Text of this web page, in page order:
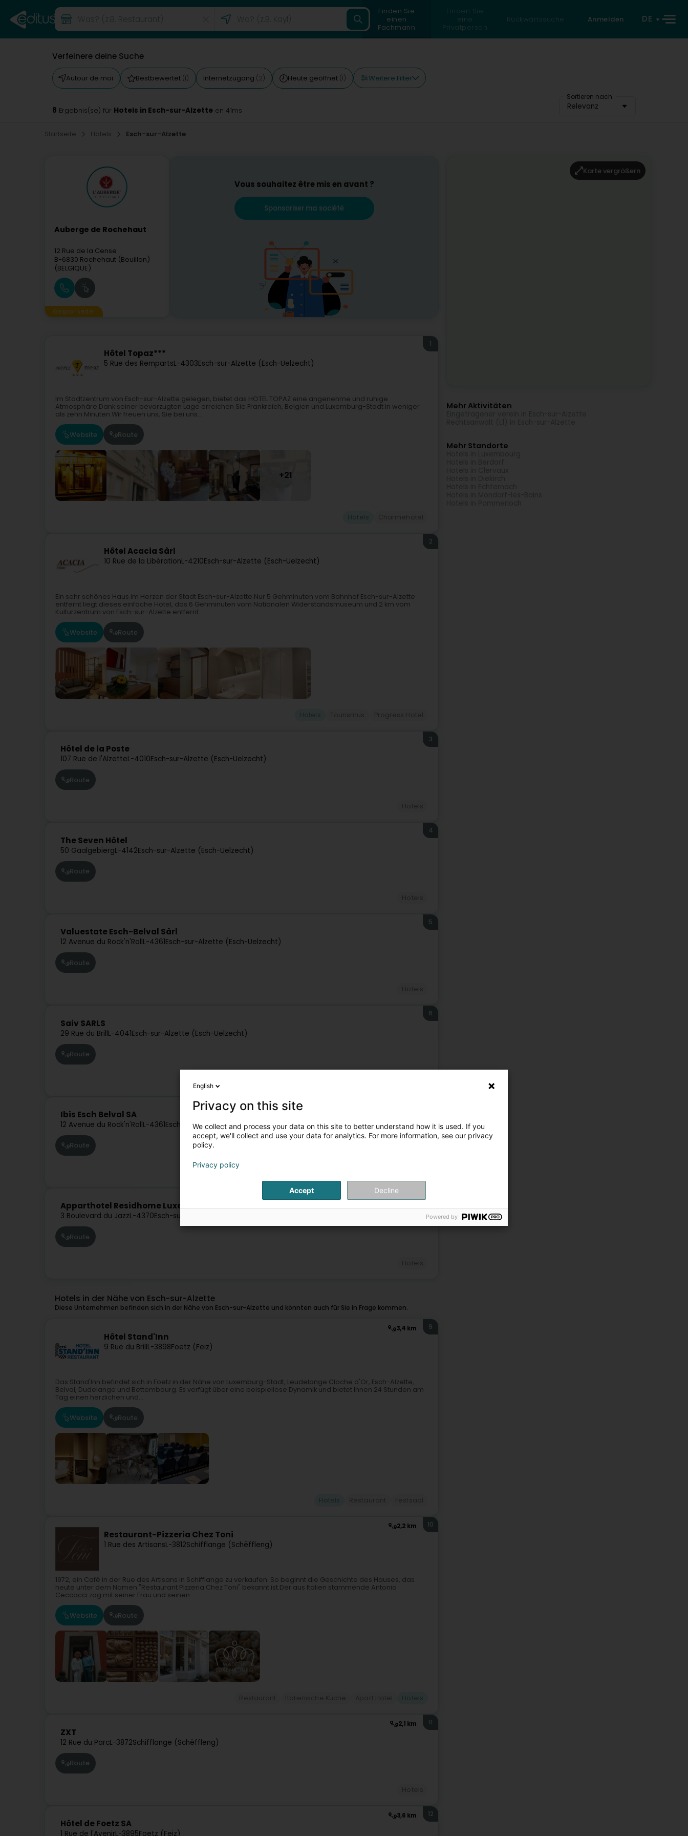
Finden Sie
einen
Fachmann
Finden Sie
eine
Privatperson
Rückwärtssuche Anmelden DE
Verfeinere deine Suche
Autour de moi Bestbewertet (1) Internetzugang (2) Heute geöffnet (1) Weitere Filter
Sortieren nach
Relevanz
8 Ergebnis(se) für Hotels in Esch-sur-Alzette en 41ms
Startseite Hotels Esch-sur-Alzette
Auberge de Rochehaut
12 Rue de la Cense
B-6830 Rochehaut (Bouillon)
(BELGIQUE)
Gesponserter
Vous souhaitez être mis en avant ?
Sponsoriser ma société
Hôtel Topaz***
5 Rue des RempartsL-4303Esch-sur-Alzette (Esch-Uelzecht)
1
Im Stadtzentrum von Esch-sur-Alzette gelegen, bietet das HOTEL TOPAZ eine angenehme und ruhige
Atmosphäre.Dank seiner bevorzugten Lage erreichen Sie Frankreich, Belgien und Luxemburg-Stadt in weniger
als zehn Minuten.Wir freuen uns, Sie bei uns...
Website Route
+21
Hôtel Acacia Sàrl
10 Rue de la LibérationL-4210Esch-sur-Alzette (Esch-Uelzecht)
2
Ein sehr schönes Haus im Herzen der Stadt Esch-sur-Alzette.Nur 5 Gehminuten vom Bahnhof Esch-sur-Alzette
entfernt liegt dieses einfache Hotel, das 6 Gehminuten vom Nationalen Widerstandsmuseum und 2 km vom
Kulturzentrum von Esch-sur-Alzette entfernt...
Website Route
Hôtel de la Poste
107 Rue de l'AlzetteL-4010Esch-sur-Alzette (Esch-Uelzecht)
3
Route
The Seven Hôtel
50 GaalgebiergL-4142Esch-sur-Alzette (Esch-Uelzecht)
4
Route
Valuestate Esch-Belval Sàrl
12 Avenue du Rock'n'RollL-4361Esch-sur-Alzette (Esch-Uelzecht)
5
Route
Saiv SARLS
29 Rue du BrillL-4041Esch-sur-Alzette (Esch-Uelzecht)
6
Route
Ibis Esch Belval SA
12 Avenue du Rock'n'RollL-4361Esch-sur-Alzette (Esch-Uelzecht)
Route
Apparthotel Residhome Luxembourg Esch-Belval
3 Boulevard du JazzL-4370Esch-sur-Alzette (Esch-Uelzecht)
Route
Hotels in der Nähe von Esch-sur-Alzette
Diese Unternehmen befinden sich in der Nähe von Esch-sur-Alzette und könnten auch für Sie in Frage kommen.
3,4 km
Hôtel Stand'Inn
9 Rue du BrillL-3898Foetz (Feiz)
9
Das Stand'Inn befindet sich in Foetz in der Nähe von Luxemburg-Stadt, Leudelange Cloche d'Or, Esch-Alzette,
Belval, Dudelange und Bettembourg. Es verfügt über eine beispiellose Dynamik und bietet Ihnen 24 Stunden am
Tag einen herzlichen und...
Website Route
2,2 km
Restaurant-Pizzeria Chez Toni
1 Rue des ArtisansL-3812Schifflange (Schëffleng)
10
1972, ein Café in der Rue des Artisans in Schifflange zu verkaufen. So beginnt die Geschichte des Hauses, das
heute unter dem Namen "Restaurant Pizzeria Chez Toni" bekannt ist.Der aus Italien stammende Antonio
Ceccacci zog mit seiner Frau und seinen...
Website Route
2,1 km
ZXT
12 Rue du ParcL-3872Schifflange (Schëffleng)
11
Route
3,6 km
Hôtel de Foetz SA
1 Rue de l'AvenirL-3895Foetz (Feiz)
12
Karte vergrößern
Mehr Aktivitäten
Mehr Standorte
English
Privacy on this site
We collect and process your data on this site to better understand how it is used. If you
accept, we'll collect and use your data for analytics. For more information, see our privacy
policy.
Privacy policy
Accept Decline
Powered by